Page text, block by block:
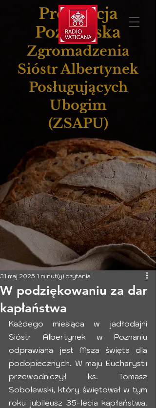
Prowincja
Poznańska
Zgromadzenia
Sióstr Albertynek
Posługujących
Ubogim
(ZSAPU)
W podziękowaniu za dar
kapłaństwa
31 maj 2025 1 minut(y) czytania
Każdego miesiąca w jadłodajni
Sióstr Albertynek w Poznaniu
odprawiana jest Msza święta dla
podopiecznych. W maju Eucharystii
przewodniczył ks. Tomasz
Sobolewski, który świętował w tym
roku jubileusz 35-lecia kapłaństwa.